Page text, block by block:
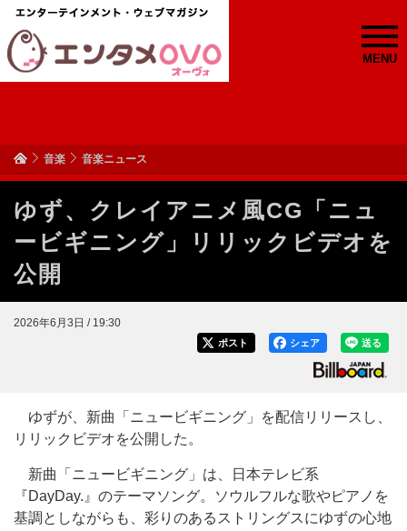
MENU
音楽 音楽ニュース
ゆず、クレイアニメ風CG「ニュ
ービギニング」リリックビデオを
公開
2026年6月3日 / 19:30
送る
シェア
ポスト
ゆずが、新曲「ニュービギニング」を配信リリースし、
リリックビデオを公開した。
新曲「ニュービギニング」は、日本テレビ系
『DayDay.』のテーマソング。ソウルフルな歌やピアノを
基調としながらも、彩りのあるストリングスにゆずの心地